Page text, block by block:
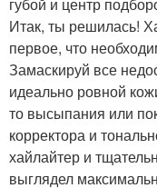
губой и центр
Итак, ты решилась!
первое, что
Замаскируй все
идеально ровной
то высыпания или
корректора и
хайлайтер и
выглядел